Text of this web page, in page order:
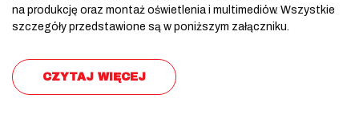
na produkcję oraz montaż oświetlenia i multimediów. Wszystkie
szczegóły przedstawione są w poniższym załączniku.
CZYTAJ WIĘCEJ